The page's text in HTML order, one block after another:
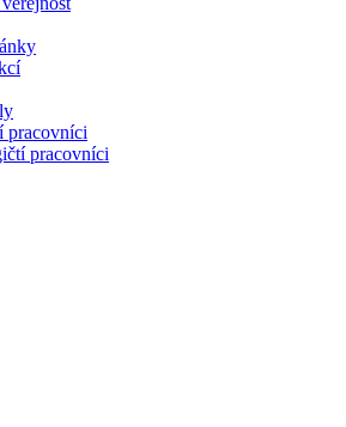
pracovníci
pracovníci